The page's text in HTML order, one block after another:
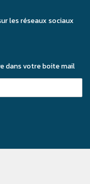
les réseaux sociaux
dans votre boite mail